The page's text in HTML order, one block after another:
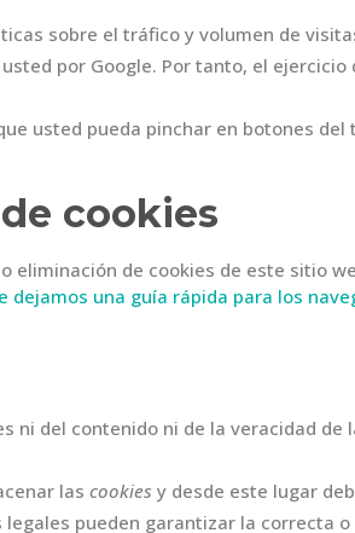
sobre el tráfico y volumen de
por Google. Por tanto, el
usted pueda pinchar en botones
cookies
de cookies de este sitio
dejamos una guía rápida para los
ni del contenido ni de la veracidad de
lascookies y desde este lugar
pueden garantizar la correcta